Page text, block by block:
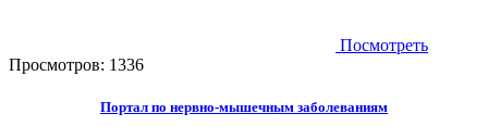
Посмотреть
Просмотров: 1336
Портал по нервно-мышечным заболеваниям